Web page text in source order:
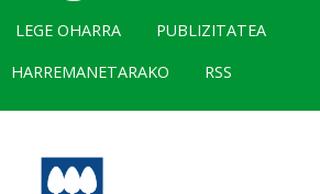
LEGE OHARRA
PUBLIZITATEA
HARREMANETARAKO RSS